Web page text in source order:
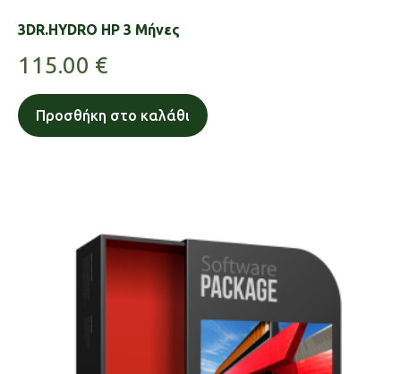
3DR.HYDRO HP 3 Μήνες
115.00 €
Προσθήκη στο καλάθι